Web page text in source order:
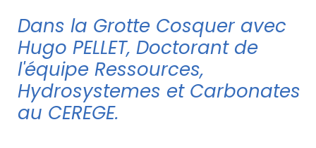
Dans la Grotte Cosquer avec
Hugo PELLET, Doctorant de
l'équipe Ressources,
Hydrosystemes et Carbonates
au CEREGE.